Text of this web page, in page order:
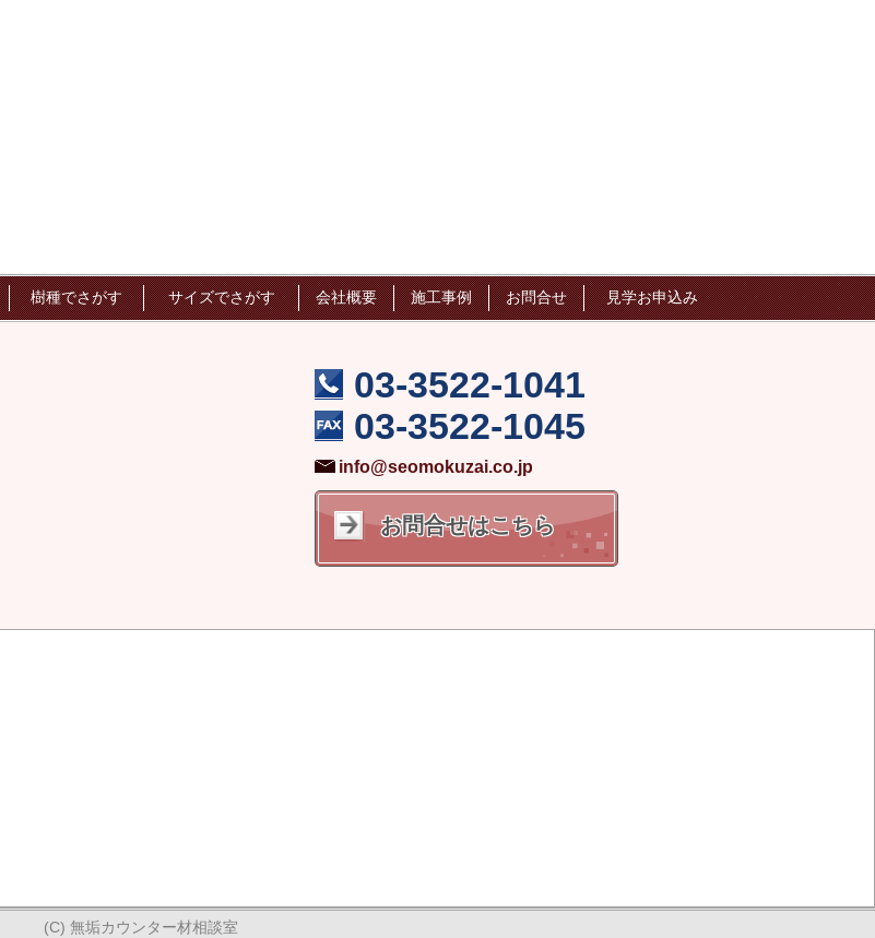
樹種でさがす サイズでさがす 会社概要 施工事例 お問合せ 見学お申込み
03-3522-1041
03-3522-1045
info@seomokuzai.co.jp
お問合せはこちら
(C) 無垢カウンター材相談室